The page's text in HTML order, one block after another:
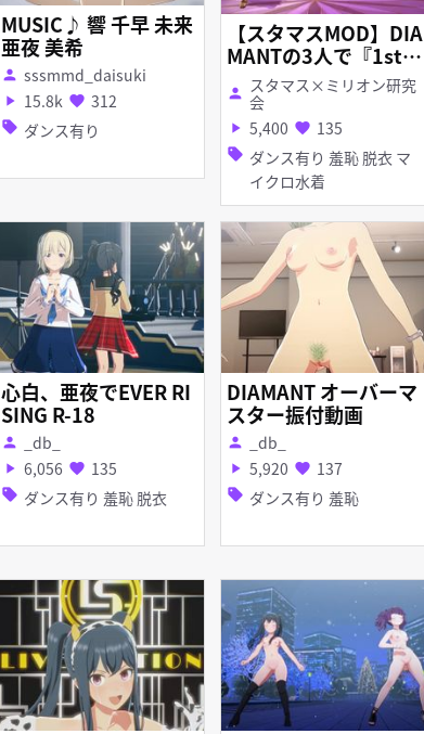
MUSIC♪ 響 千早 未来
亜夜 美希
person sssmmd_daisuki
play_arrow 15.8k favorite 312
sell ダンス有り
【スタマスMOD】DIA
MANTの3人で『1st C
all(歌い分け)』
person スタマス×ミリオン研究
会
play_arrow 5,400 favorite 135
sell ダンス有り 羞恥 脱衣 マ
イクロ水着
心白、亜夜でEVER RI
SING R-18
person _db_
play_arrow 6,056 favorite 135
sell ダンス有り 羞恥 脱衣
DIAMANT オーバーマ
スター振付動画
person _db_
play_arrow 5,920 favorite 137
sell ダンス有り 羞恥